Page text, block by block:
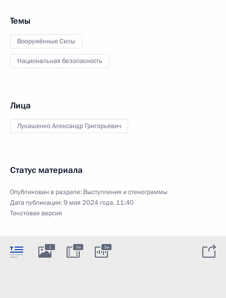
Темы
Вооружённые Силы
Национальная безопасность
Лица
Лукашенко Александр Григорьевич
Статус материала
Опубликован в разделе: Выступления и стенограммы
Дата публикации:9 мая 2024 года, 11:40
Текстовая версия
1 3м 3м